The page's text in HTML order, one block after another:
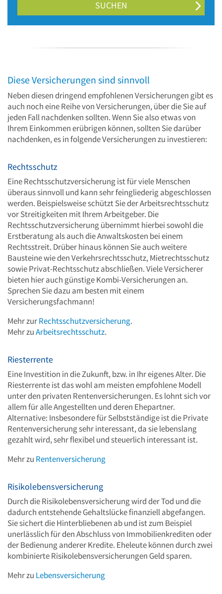
SUCHEN
Diese Versicherungen sind sinnvoll
Neben diesen dringend empfohlenen Versicherungen gibt es
auch noch eine Reihe von Versicherungen, über die Sie auf
jeden Fall nachdenken sollten. Wenn Sie also etwas von
Ihrem Einkommen erübrigen können, sollten Sie darüber
nachdenken, es in folgende Versicherungen zu investieren:
Rechtsschutz
Eine Rechtsschutzversicherung ist für viele Menschen
überaus sinnvoll und kann sehr feingliederig abgeschlossen
werden. Beispielsweise schützt Sie der Arbeitsrechtsschutz
vor Streitigkeiten mit Ihrem Arbeitgeber. Die
Rechtsschutzversicherung übernimmt hierbei sowohl die
Erstberatung als auch die Anwaltskosten bei einem
Rechtsstreit. Drüber hinaus können Sie auch weitere
Bausteine wie den Verkehrsrechtsschutz, Mietrechtsschutz
sowie Privat-Rechtsschutz abschließen. Viele Versicherer
bieten hier auch günstige Kombi-Versicherungen an.
Sprechen Sie dazu am besten mit einem
Versicherungsfachmann!
Mehr zurRechtsschutzversicherung.
Mehr zuArbeitsrechtsschutz.
Riesterrente
Eine Investition in die Zukunft, bzw. in Ihr eigenes Alter. Die
Riesterrente ist das wohl am meisten empfohlene Modell
unter den privaten Rentenversicherungen. Es lohnt sich vor
allem für alle Angestellten und deren Ehepartner.
Alternative: Insbesondere für Selbstständige ist die Private
Rentenversicherung sehr interessant, da sie lebenslang
gezahlt wird, sehr flexibel und steuerlich interessant ist.
Mehr zu Rentenversicherung
Risikolebensversicherung
Durch die Risikolebensversicherung wird der Tod und die
dadurch entstehende Gehaltslücke finanziell abgefangen.
Sie sichert die Hinterbliebenen ab und ist zum Beispiel
unerlässlich für den Abschluss von Immobilienkrediten oder
der Bedienung anderer Kredite. Eheleute können durch zwei
kombinierte Risikolebensversicherungen Geld sparen.
Mehr zu Lebensversicherung